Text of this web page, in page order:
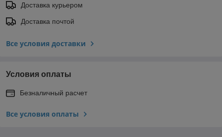
Доставка курьером
Доставка почтой
Все условия доставки
Условия оплаты
Безналичный расчет
Все условия оплаты